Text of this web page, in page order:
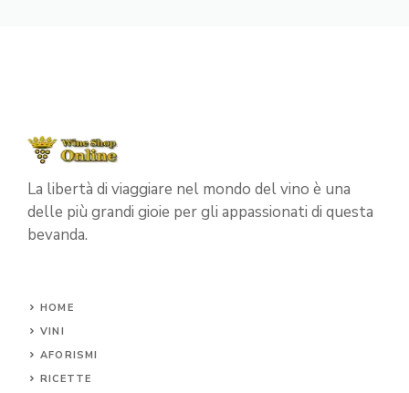
La libertà di viaggiare nel mondo del vino è una
delle più grandi gioie per gli appassionati di questa
bevanda.
HOME
VINI
AFORISMI
RICETTE